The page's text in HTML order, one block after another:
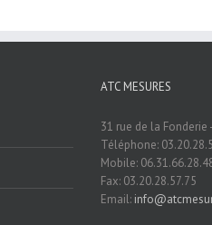
ATC MESURES
31 rue de la Fonderie
Téléphone:
Mobile:
Fax: 03.20.28.57.75
Email: